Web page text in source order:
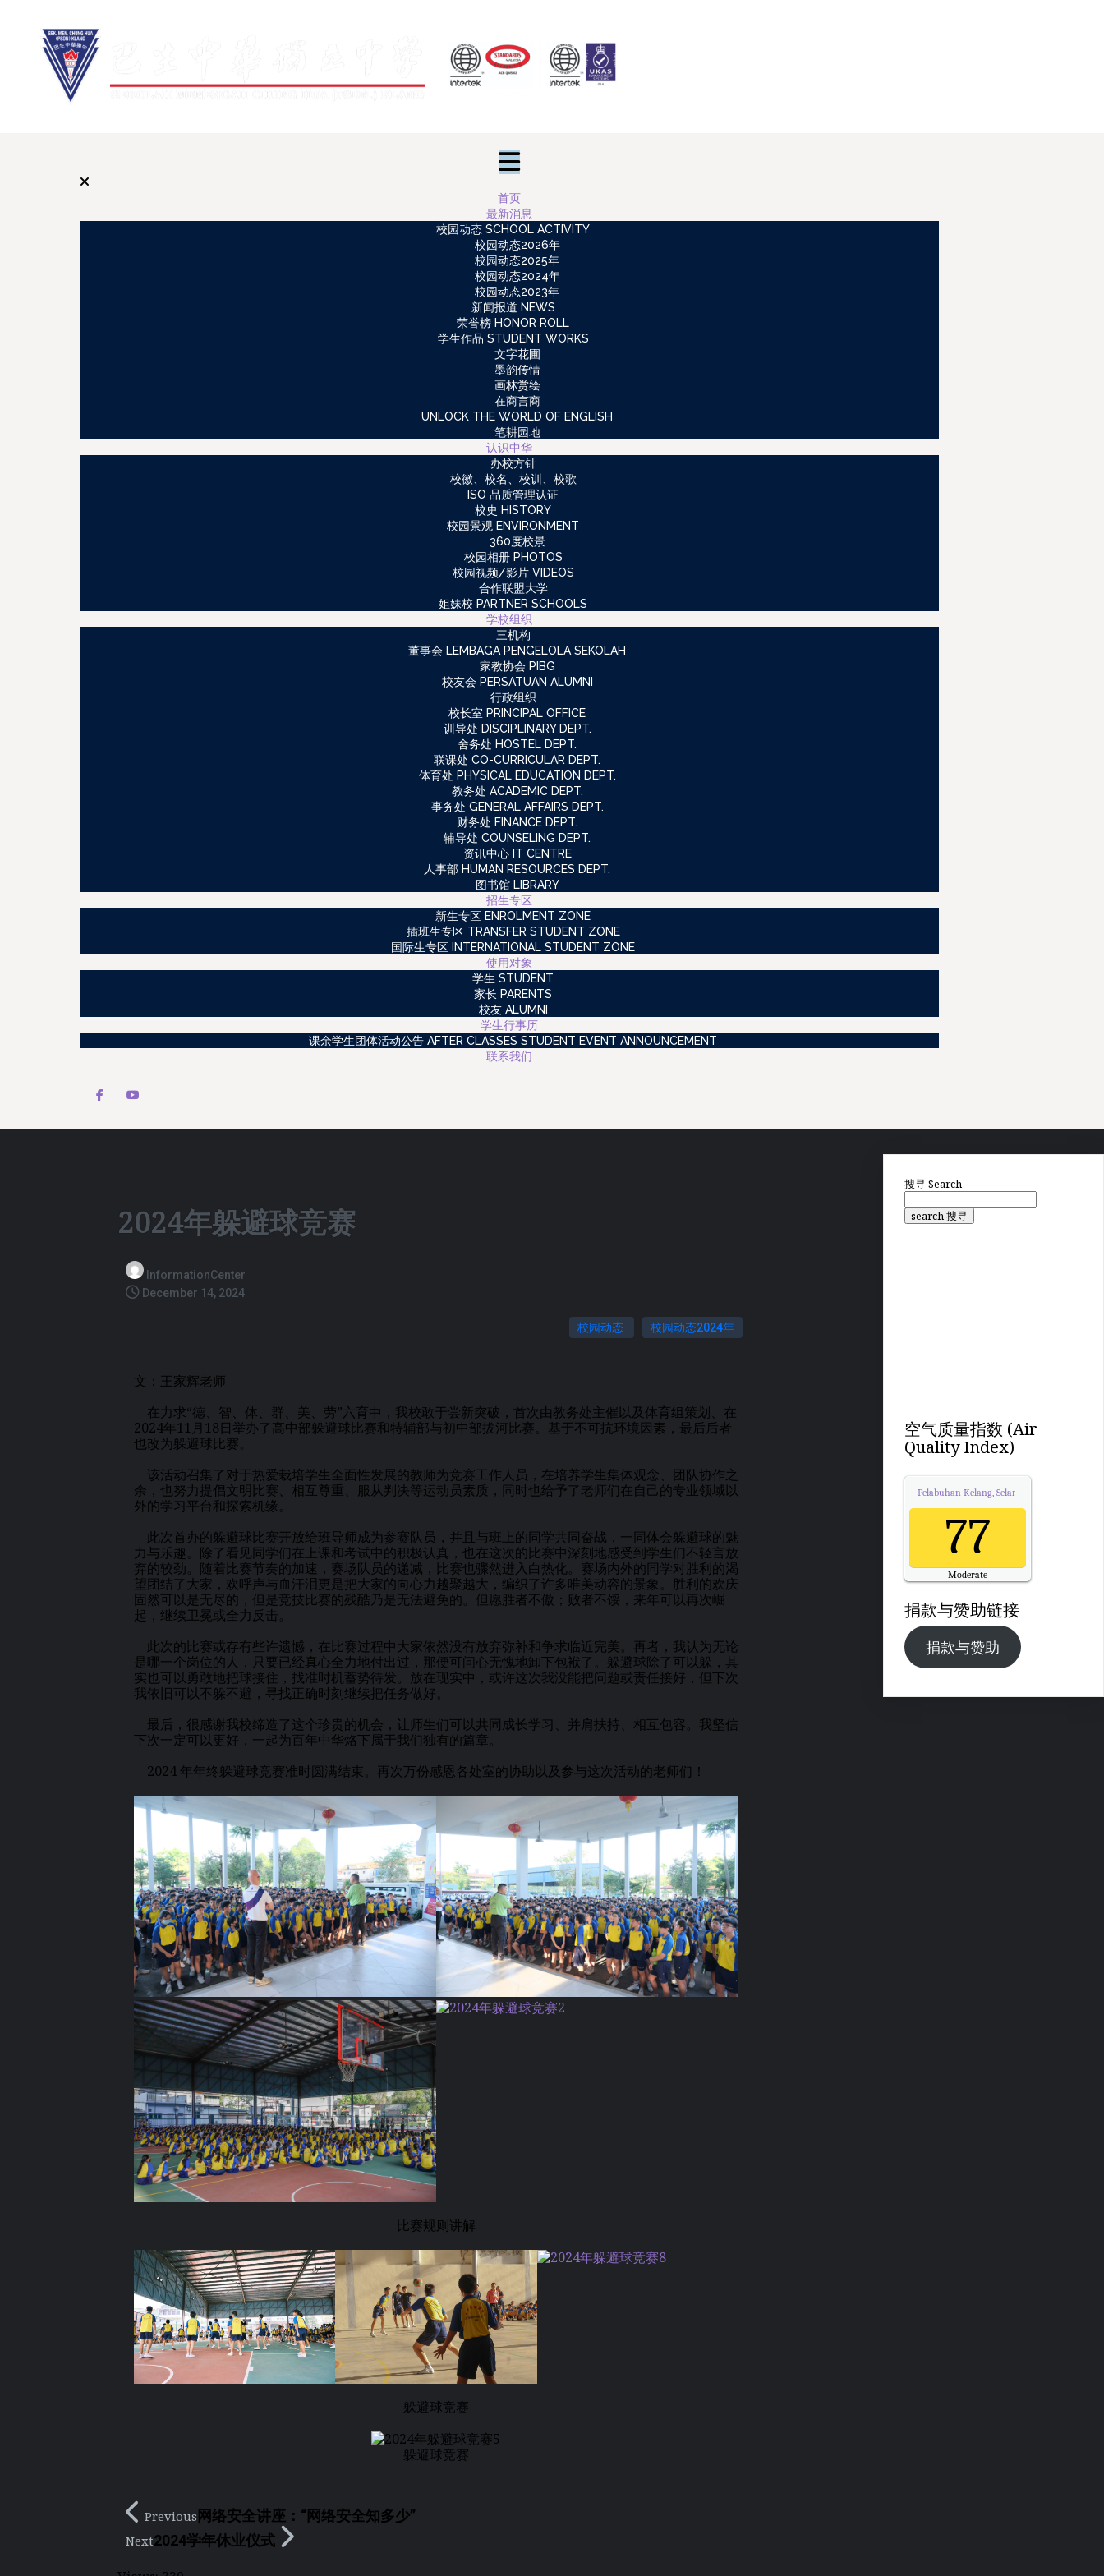
首页
最新消息
校园动态 SCHOOL ACTIVITY
校园动态2026年
校园动态2025年
校园动态2024年
校园动态2023年
新闻报道 NEWS
荣誉榜 HONOR ROLL
学生作品 STUDENT WORKS
文字花圃
墨韵传情
画林赏绘
在商言商
UNLOCK THE WORLD OF ENGLISH
笔耕园地
认识中华
办校方针
校徽、校名、校训、校歌
ISO 品质管理认证
校史 HISTORY
校园景观 ENVIRONMENT
360度校景
校园相册 PHOTOS
校园视频/影片 VIDEOS
合作联盟大学
姐妹校 PARTNER SCHOOLS
学校组织
三机构
董事会 LEMBAGA PENGELOLA SEKOLAH
家教协会 PIBG
校友会 PERSATUAN ALUMNI
行政组织
校长室 PRINCIPAL OFFICE
训导处 DISCIPLINARY DEPT.
舍务处 HOSTEL DEPT.
联课处 CO-CURRICULAR DEPT.
体育处 PHYSICAL EDUCATION DEPT.
教务处 ACADEMIC DEPT.
事务处 GENERAL AFFAIRS DEPT.
财务处 FINANCE DEPT.
辅导处 COUNSELING DEPT.
资讯中心 IT CENTRE
人事部 HUMAN RESOURCES DEPT.
图书馆 LIBRARY
招生专区
新生专区 ENROLMENT ZONE
插班生专区 TRANSFER STUDENT ZONE
国际生专区 INTERNATIONAL STUDENT ZONE
使用对象
学生 STUDENT
家长 PARENTS
校友 ALUMNI
学生行事历
课余学生团体活动公告 AFTER CLASSES STUDENT EVENT ANNOUNCEMENT
联系我们
2024年躲避球竞赛
InformationCenter
December 14, 2024
校园动态 校园动态2024年
文：王家辉老师
在力求“德、智、体、群、美、劳”六育中，我校敢于尝新突破，首次由教务处主催以及体育组策划、在
2024年11月18日举办了高中部躲避球比赛和特辅部与初中部拔河比赛。基于不可抗环境因素，最后后者
也改为躲避球比赛。
该活动召集了对于热爱栽培学生全面性发展的教师为竞赛工作人员，在培养学生集体观念、团队协作之
余，也努力提倡文明比赛、相互尊重、服从判决等运动员素质，同时也给予了老师们在自己的专业领域以
外的学习平台和探索机缘。
此次首办的躲避球比赛开放给班导师成为参赛队员，并且与班上的同学共同奋战，一同体会躲避球的魅
力与乐趣。除了看见同学们在上课和考试中的积极认真，也在这次的比赛中深刻地感受到学生们不轻言放
弃的较劲。随着比赛节奏的加速，赛场队员的递减，比赛也骤然进入白热化。赛场内外的同学对胜利的渴
望团结了大家，欢呼声与血汗泪更是把大家的向心力越聚越大，编织了许多唯美动容的景象。胜利的欢庆
固然可以是无尽的，但是竞技比赛的残酷乃是无法避免的。但愿胜者不傲；败者不馁，来年可以再次崛
起，继续卫冕或全力反击。
此次的比赛或存有些许遗憾，在比赛过程中大家依然没有放弃弥补和争求临近完美。再者，我认为无论
是哪一个岗位的人，只要已经真心全力地付出过，那便可问心无愧地卸下包袱了。躲避球除了可以躲，其
实也可以勇敢地把球接住，找准时机蓄势待发。放在现实中，或许这次我没能把问题或责任接好，但下次
我依旧可以不躲不避，寻找正确时刻继续把任务做好。
最后，很感谢我校缔造了这个珍贵的机会，让师生们可以共同成长学习、并肩扶持、相互包容。我坚信
下次一定可以更好，一起为百年中华烙下属于我们独有的篇章。
2024 年年终躲避球竞赛准时圆满结束。再次万份感恩各处室的协助以及参与这次活动的老师们！
比赛规则讲解
躲避球竞赛
躲避球竞赛
Previous 网络安全讲座：“网络安全知多少”
Next2024学年休业仪式
搜寻Search
search 搜寻
空气质量指数 (Air
Quality Index)
Pelabuhan Kelang, Selangor
77
Moderate
Updated on Sunday 0:00
捐款与赞助链接
捐款与赞助